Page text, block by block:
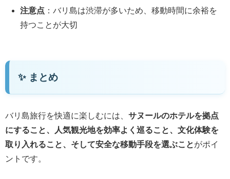
注意点 ：バリ島は渋滞が多いため、移動時間に余裕を
持つことが大切
✨ まとめ
バリ島旅行を快適に楽しむには、 サヌールのホテルを拠点
にすること、人気観光地を効率よく巡ること、文化体験を
取り入れること、そして安全な移動手段を選ぶことがポイ
ントです。